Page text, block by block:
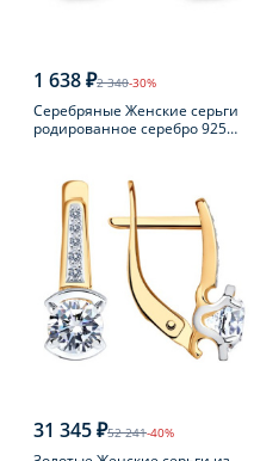
1 638 ₽2 340-30%
Серебряные Женские серьги
родированное серебро 925
31 345 ₽52 241-40%